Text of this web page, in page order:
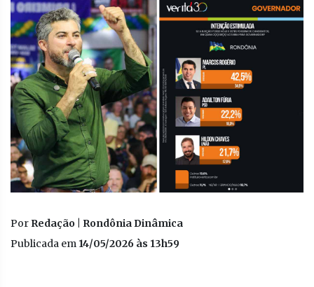
Por Redação | Rondônia Dinâmica
Publicada em 14/05/2026 às 13h59